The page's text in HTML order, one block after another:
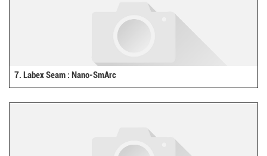
7. Labex Seam : Nano-SmArc